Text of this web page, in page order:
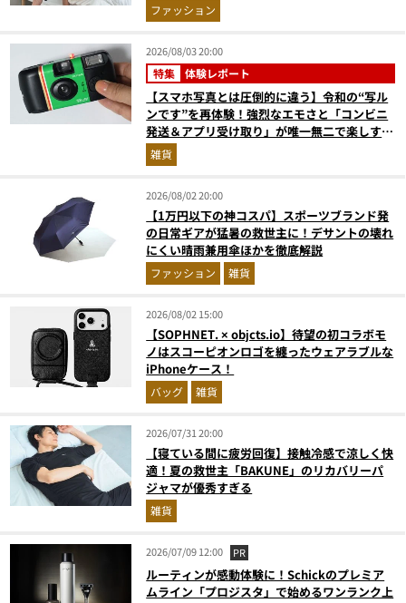
ファッション
2026/08/03 20:00
特集 体験レポート
【スマホ写真とは圧倒的に違う】令和の“写ル
ンです”を再体験！強烈なエモさと「コンビニ
発送＆アプリ受け取り」が唯一無二で楽しすぎ
た雑貨
2026/08/02 20:00
【1万円以下の神コスパ】スポーツブランド発
の日常ギアが猛暑の救世主に！デサントの壊れ
にくい晴雨兼用傘ほかを徹底解説
ファッション 雑貨
2026/08/02 15:00
【SOPHNET. × objcts.io】待望の初コラボモ
ノはスコーピオンロゴを纏ったウェアラブルな
iPhoneケース！
バッグ 雑貨
2026/07/31 20:00
【寝ている間に疲労回復】接触冷感で涼しく快
適！夏の救世主「BAKUNE」のリカバリーパ
ジャマが優秀すぎる
雑貨
2026/07/09 12:00 PR
ルーティンが感動体験に！Schickのプレミア
ムライン「プロジスタ」で始めるワンランク上